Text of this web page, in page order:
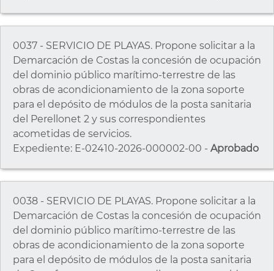
0037 - SERVICIO DE PLAYAS. Propone solicitar a la
Demarcación de Costas la concesión de ocupación
del dominio público marítimo-terrestre de las
obras de acondicionamiento de la zona soporte
para el depósito de módulos de la posta sanitaria
del Perellonet 2 y sus correspondientes
acometidas de servicios.
Expediente: E-02410-2026-000002-00 - Aprobado
0038 - SERVICIO DE PLAYAS. Propone solicitar a la
Demarcación de Costas la concesión de ocupación
del dominio público marítimo-terrestre de las
obras de acondicionamiento de la zona soporte
para el depósito de módulos de la posta sanitaria